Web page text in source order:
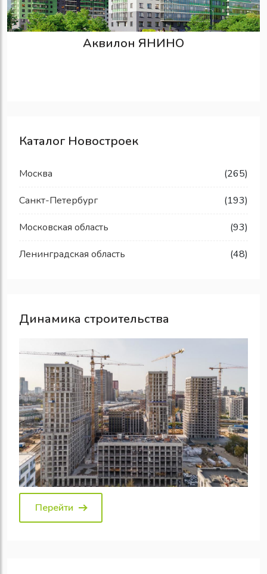
Аквилон ЯНИНО
Каталог Новостроек
Москва (265)
Санкт-Петербург (193)
Московская область (93)
Ленинградская область (48)
Динамика строительства
Перейти